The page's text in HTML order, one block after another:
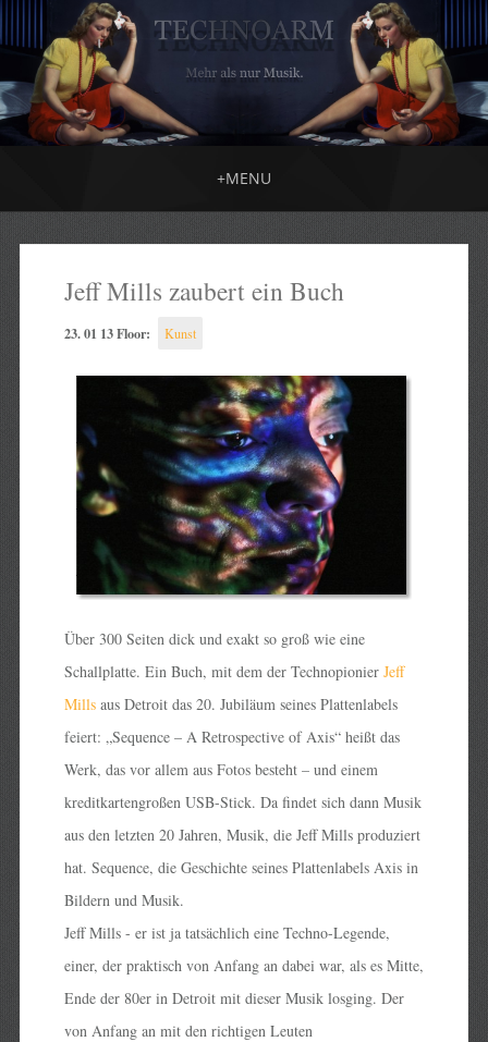
+MENU
Jeff Mills zaubert ein Buch
23. 01 13 Floor: Kunst
Über 300 Seiten dick und exakt so groß wie eine
Schallplatte. Ein Buch, mit dem der Technopionier Jeff
Millsaus Detroit das 20. Jubiläum seines Plattenlabels
feiert: „Sequence – A Retrospective of Axis“ heißt das
Werk, das vor allem aus Fotos besteht – und einem
kreditkartengroßen USB-Stick. Da findet sich dann Musik
aus den letzten 20 Jahren, Musik, die Jeff Mills produziert
hat. Sequence, die Geschichte seines Plattenlabels Axis in
Bildern und Musik.
Jeff Mills - er ist ja tatsächlich eine Techno-Legende,
einer, der praktisch von Anfang an dabei war, als es Mitte,
Ende der 80er in Detroit mit dieser Musik losging. Der
von Anfang an mit den richtigen Leuten